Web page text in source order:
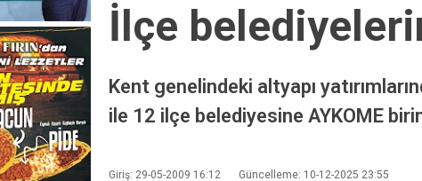
İlçe
Kent genelindeki altyapı
ile 12 ilçe belediyesine AYKOME
Giriş: 29-05-2009 16:12 Güncelleme: 10-12-2025 23:55